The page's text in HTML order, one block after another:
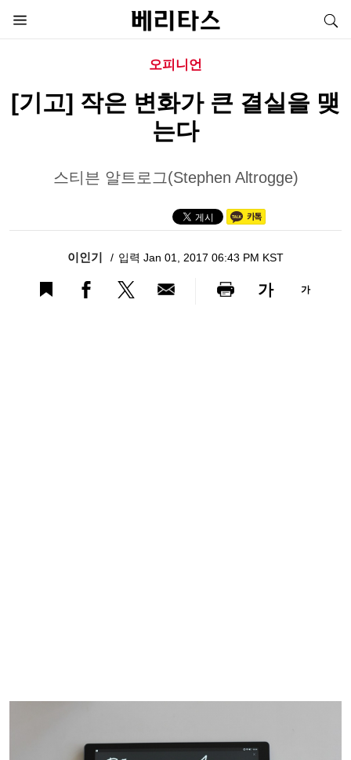
오피니언
[기고] 작은 변화가 큰 결실을 맺
는다
스티븐 알트로그(Stephen Altrogge)
이인기 입력 Jan 01, 2017 06:43 PM KST
가 가